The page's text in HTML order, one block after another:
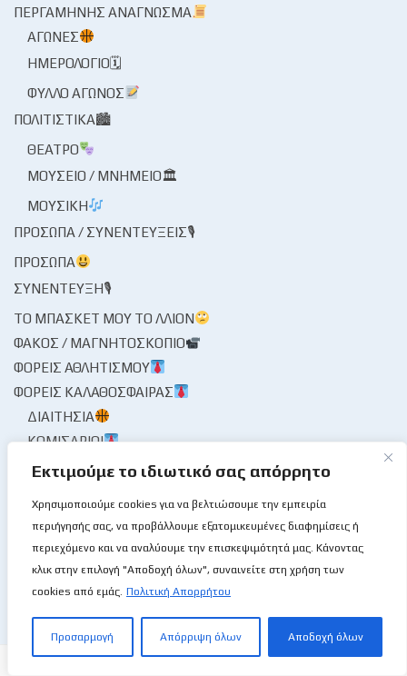
Εκτιμούμε το ιδιωτικό σας απόρρητο
Χρησιμοποιούμε cookies για να βελτιώσουμε την εμπειρία
περιήγησής σας, να προβάλλουμε εξατομικευμένες διαφημίσεις ή
περιεχόμενο και να αναλύουμε την επισκεψιμότητά μας. Κάνοντας
κλικ στην επιλογή "Αποδοχή όλων", συναινείτε στη χρήση των
cookies από εμάς. Πολιτική Απορρήτου
Προσαρμογή Απόρριψη όλων Αποδοχή όλων
ΠΕΡΓΑΜΗΝΉΣ ΑΝΆΓΝΩΣΜΑ
ΑΓΏΝΕΣ
ΗΜΕΡΟΛΌΓΙΟ🗓
ΦΎΛΛΟ ΑΓΏΝΟΣ
ΠΟΛΙΤΙΣΤΙΚΆ🏙
ΘΈΑΤΡΟ
ΜΟΥΣΕΊΟ / ΜΝΗΜΕΊΟ🏛
ΜΟΥΣΙΚΉ
ΠΡΌΣΩΠΑ / ΣΥΝΕΝΤΕΎΞΕΙΣ🎙
ΠΡΌΣΩΠΑ
ΣΥΝΈΝΤΕΥΞΗ🎙
ΤΟ ΜΠΆΣΚΕΤ ΜΟΥ ΤΟ ΛΛΊΟΝ
ΦΑΚΌΣ / ΜΑΓΝΗΤΟΣΚΌΠΙΟ
ΦΟΡΕΊΣ ΑΘΛΗΤΙΣΜΟΎ
ΦΟΡΕΊΣ ΚΑΛΑΘΌΣΦΑΙΡΑΣ
ΔΙΑΙΤΗΣΊΑ
ΚΟΜΙΣΆΡΙΟΙ
ΚΡΙΤΈΣ
ΧΡΟΝΟΓΡΆΦΗΜΑ
ΩΡΑΊΑ ΜΟΥ ΚΥΡΊΑ